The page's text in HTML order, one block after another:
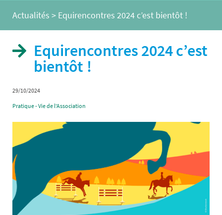
Actualités > Equirencontres 2024 c’est bientôt !
Equirencontres 2024 c’est
bientôt !
29/10/2024
Pratique - Vie de l'Association